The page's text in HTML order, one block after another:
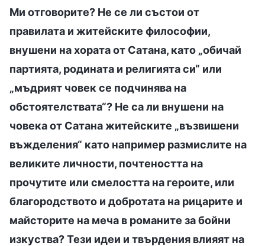
Ми отговорите? Не се ли състои от
правилата и житейските философии,
внушени на хората от Сатана, като „обичай
партията, родината и религията си“ или
„мъдрият човек се подчинява на
обстоятелствата“? Не са ли внушени на
човека от Сатана житейските „възвишени
въжделения“ като например размислите на
великите личности, почтеността на
прочутите или смелостта на героите, или
благородството и добротата на рицарите и
майсторите на меча в романите за бойни
изкуства? Тези идеи и твърдения влияят на